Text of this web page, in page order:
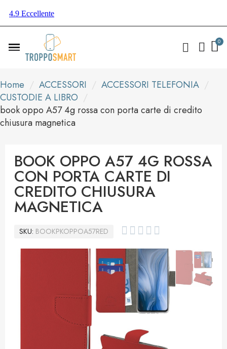
Home ACCESSORI
ACCESSORI TELEFONIA
CUSTODIE A LIBRO
book oppo A57 4g rossa con porta carte di credito
chiusura magnetica
BOOK OPPO A57 4G ROSSA
CON PORTA CARTE DI
CREDITO CHIUSURA
MAGNETICA
SKU BOOKPKOPPOA57RED     